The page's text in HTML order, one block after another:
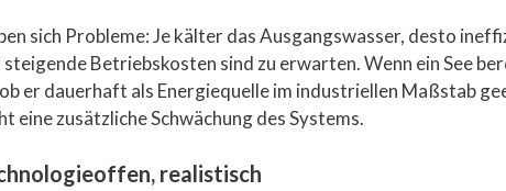
sich Probleme: Je kälter das Ausgangswasser, desto
Betriebskosten sind zu erwarten. Wenn ein See
er dauerhaft als Energiequelle im industriellen Maßstab
eine zusätzliche Schwächung des Systems.
realistisch